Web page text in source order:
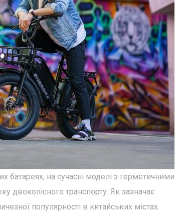
батареях, на сучасні моделі з герметичними
двоколісного транспорту. Як зазначає
популярності в китайських містах.